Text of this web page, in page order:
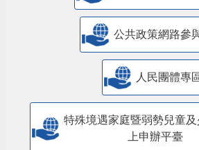
公共政策網路參
人民團體專
特殊境遇家庭暨弱勢兒童
上申辦平臺